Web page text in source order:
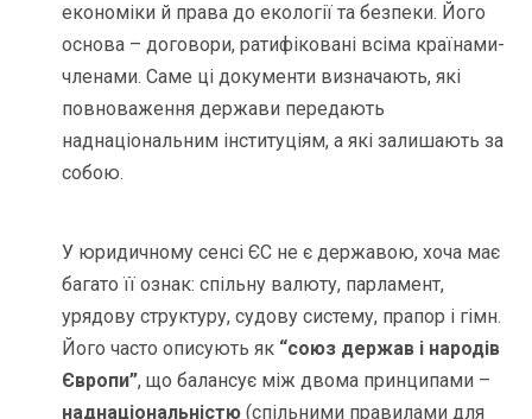
економіки й права до екології та безпеки. Його
основа – договори, ратифіковані всіма країнами-
членами. Саме ці документи визначають, які
повноваження держави передають
наднаціональним інституціям, а які залишають за
собою.
У юридичному сенсі ЄС не є державою, хоча має
багато її ознак: спільну валюту, парламент,
урядову структуру, судову систему, прапор і гімн.
Його часто описують як “союз держав і народів
Європи”, що балансує між двома принципами –
наднаціональністю (спільними правилами для